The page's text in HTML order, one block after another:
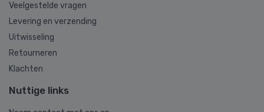
Veelgestelde vragen
Levering en verzending
Uitwisseling
Retourneren
Klachten
Nuttige links